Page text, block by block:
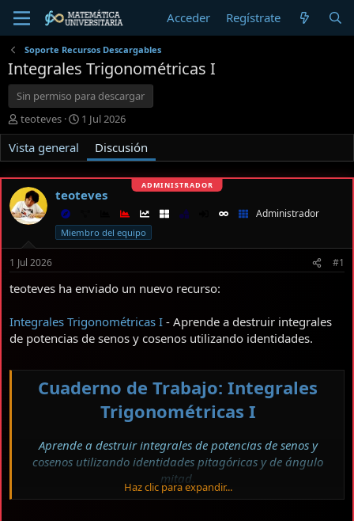
Acceder Regístrate
Soporte Recursos Descargables
Integrales Trigonométricas I
Sin permiso para descargar
I
n
i
c
i
a
d
o
d
e
l
t
m
teoteves
F
e
h
a
e
n
i
i
o
1 Jul 2026
Vista general Discusión
teoteves
Administrador
Miembro del equipo
1 Jul 2026 #1
teoteves ha enviado un nuevo recurso:
Integrales Trigonométricas I - Aprende a destruir integrales
de potencias de senos y cosenos utilizando identidades.
Cuaderno de Trabajo: Integrales
Trigonométricas I
Aprende a destruir integrales de potencias de senos y
cosenos utilizando identidades pitagóricas y de ángulo
mitad.
Haz clic para expandir...